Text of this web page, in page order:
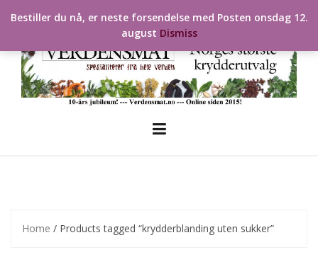
Home / Products tagged “krydderblanding uten sukker”
Bestiller du nå, er neste forsendelse med Posten onsdag 12.
august Dismiss